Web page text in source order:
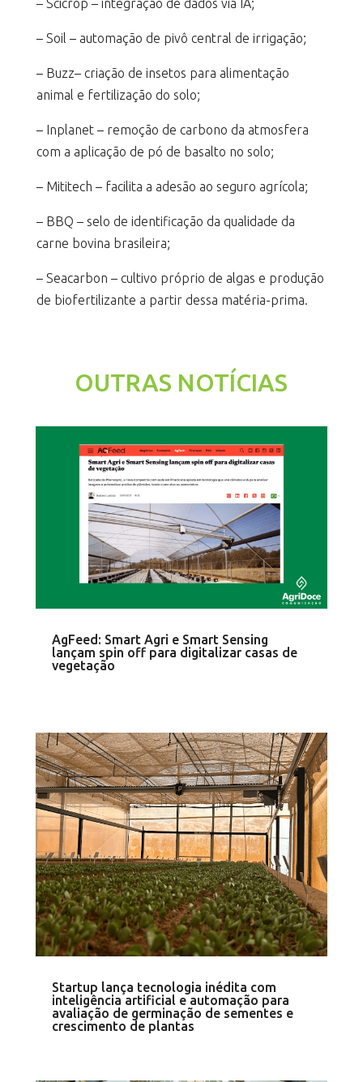
– Scicrop – integração de dados via IA;
– Soil – automação de pivô central de irrigação;
– Buzz– criação de insetos para alimentação
animal e fertilização do solo;
– Inplanet – remoção de carbono da atmosfera
com a aplicação de pó de basalto no solo;
– Mititech – facilita a adesão ao seguro agrícola;
– BBQ – selo de identificação da qualidade da
carne bovina brasileira;
– Seacarbon – cultivo próprio de algas e produção
de biofertilizante a partir dessa matéria-prima.
OUTRAS NOTÍCIAS
AgFeed: Smart Agri e Smart Sensing
lançam spin off para digitalizar casas de
vegetação
Startup lança tecnologia inédita com
inteligência artificial e automação para
avaliação de germinação de sementes e
crescimento de plantas